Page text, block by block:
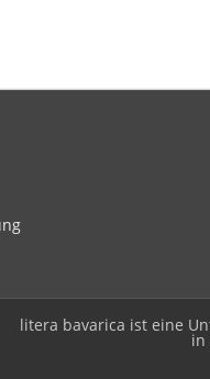
litera bavarica ist eine
in